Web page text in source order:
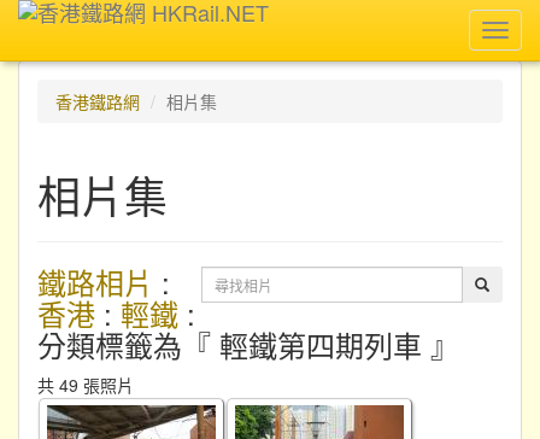
香港鐵路網
相片集
相片集
鐵路相片 :
香港 : 輕鐵 :
分類標籤為『 輕鐵第四期列車 』
共 49 張照片